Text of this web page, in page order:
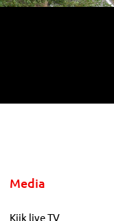
Media
Kijk live TV